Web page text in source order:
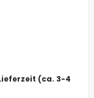
(ca. 3-4